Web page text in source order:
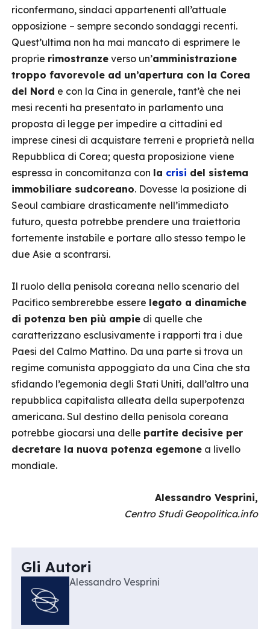
riconfermano, sindaci appartenenti all’attuale
opposizione – sempre secondo sondaggi recenti.
Quest’ultima non ha mai mancato di esprimere le
proprie rimostranze verso un’amministrazione
troppo favorevole ad un’apertura con la Corea
del Nord e con la Cina in generale, tant’è che nei
mesi recenti ha presentato in parlamento una
proposta di legge per impedire a cittadini ed
imprese cinesi di acquistare terreni e proprietà nella
Repubblica di Corea; questa proposizione viene
espressa in concomitanza con la crisi del sistema
immobiliare sudcoreano. Dovesse la posizione di
Seoul cambiare drasticamente nell’immediato
futuro, questa potrebbe prendere una traiettoria
fortemente instabile e portare allo stesso tempo le
due Asie a scontrarsi.
Il ruolo della penisola coreana nello scenario del
Pacifico sembrerebbe essere legato a dinamiche
di potenza ben più ampie di quelle che
caratterizzano esclusivamente i rapporti tra i due
Paesi del Calmo Mattino. Da una parte si trova un
regime comunista appoggiato da una Cina che sta
sfidando l’egemonia degli Stati Uniti, dall’altro una
repubblica capitalista alleata della superpotenza
americana. Sul destino della penisola coreana
potrebbe giocarsi una delle partite decisive per
decretare la nuova potenza egemone a livello
mondiale.
Alessandro Vesprini,
Centro Studi Geopolitica.info
Gli Autori
Alessandro Vesprini